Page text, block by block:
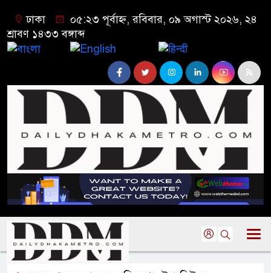
ঢাকা
০৫:২৩ পূর্বাহ্ন, রবিবার, ০৯ অগাস্ট ২০২৬, ২৪
শ্রাবণ ১৪৩৩ বঙ্গাব্দ